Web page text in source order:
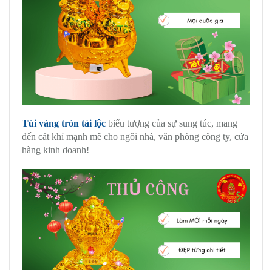
Túi vàng tròn tài lộc biểu tượng của sự sung túc, mang
đến cát khí mạnh mẽ cho ngôi nhà, văn phòng công ty, cửa
hàng kinh doanh!